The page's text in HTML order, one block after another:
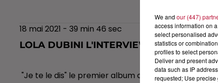
18 mai 2021 - 39 min 46 sec
LOLA DUBINI L'INTERVIEW CARRÉ VIP
"Je te le dis" le premier album de Lola Dubini
We and our (447)
access information on
select personalised
statistics or
profiles to select
Deliver and present
data such as IP
requested; Use